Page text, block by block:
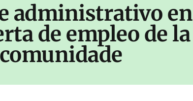
administrativo en
de empleo de la